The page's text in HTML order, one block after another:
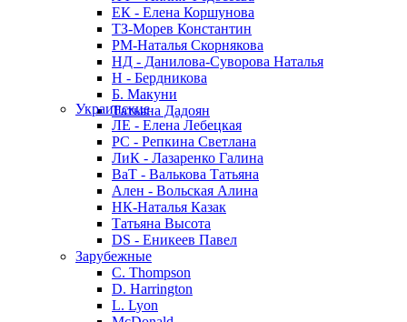
ЕК - Елена Коршунова
ТЗ-Морев Константин
РМ-Наталья Скорнякова
НД - Данилова-Суворова Наталья
Н - Бердникова
Б. Макуни
Татьяна Дадоян
Украинские
ЛЕ - Елена Лебецкая
РС - Репкина Светлана
ЛиК - Лазаренко Галина
ВаТ - Валькова Татьяна
Ален - Вольская Алина
НК-Наталья Казак
Татьяна Высота
DS - Еникеев Павел
Зарубежные
C. Thompson
D. Harrington
L. Lyon